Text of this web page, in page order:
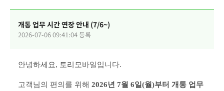
개통 업무 시간 연장 안내 (7/6~)
2026-07-06 09:41:04 등록
안녕하세요, 토리모바일입니다.
고객님의 편의를 위해 2026년 7월 6일(월)부터 개통 업무